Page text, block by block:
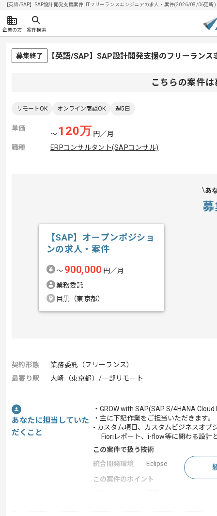
【英語/SAP】SAP設計開発支援案件| ITフリーランスエンジニアの求人・案件(2026/08/06更新)
企業の方 案件検索
募集終了 【英語/SAP】SAP設計開発支援のフリーランス
こちらの案件
リモートOK オンライン商談OK 週5日
単価
〜 120万 円／月
職種
ERPコンサルタント(SAPコンサル)
あ
【SAP】オープンポジショ
ンの求人・案件
〜 900,000 円／月
業務委託
目黒（東京都）
契約形態
業務委託（フリーランス）
最寄り駅
大崎（東京都）/一部リモート
あなたに担当していた
だくこと
・GROW with SAP(SAP S/4HANA
・主に下記作業をご担当いただきます。
- カスタム項目、カスタムビジネスオブ
Fioriレポート、i-flow等に関わる設計
この案件で扱う技術
統合開発環境
Eclipse
この案件のポイント